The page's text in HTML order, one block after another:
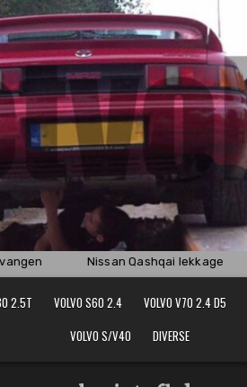
Nissan Qashqai lekkage
2.5T VOLVO S60 2.4 VOLVO V70 2.4 D5
VOLVO S/V40
DIVERSE